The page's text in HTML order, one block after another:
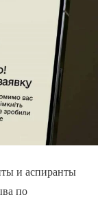
и аспиранты
по